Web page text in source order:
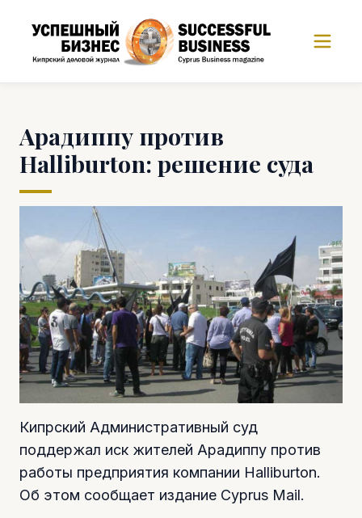
Арадиппу против
Halliburton: решение суда
Кипрский Административный суд
поддержал иск жителей Арадиппу против
работы предприятия компании Halliburton.
Об этом сообщает издание Cyprus Mail.